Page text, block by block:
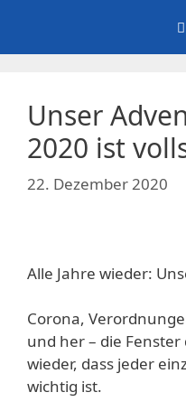
springen
Unser
2020 ist
22. Dezember 2020
Alle Jahre wieder:
Corona,
und her – die
wieder, dass jeder
wichtig ist.